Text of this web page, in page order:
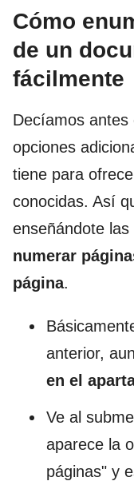
Cómo
de un
fácilmente
Decíamos
opciones
tiene para
conocidas. Así
enseñándote
numerar
página.
anterior,
en el
Ve al
aparece la
páginas" y